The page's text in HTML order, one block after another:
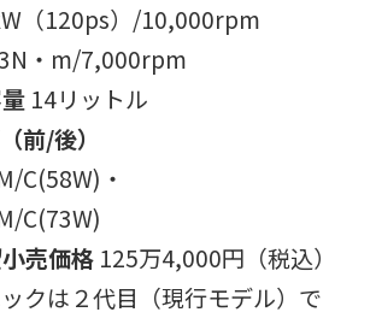
（120ps）/10,000rpm
・m/7,000rpm
14リットル
前/後）
C(58W)・
C(73W)
売価格 125万4,000円（税込）
クは２代目（現行モデル）で